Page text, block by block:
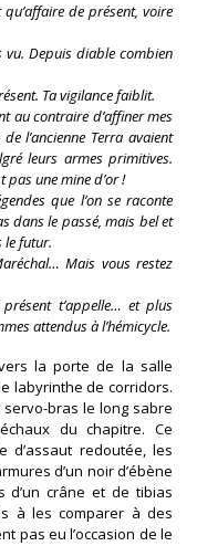
de présent, voire
vu. Depuis diable combien
Ta vigilance faiblit.
au contraire d’affiner mes
l’ancienne Terra avaient
leurs armes primitives.
pas une mine d’or !
que l’on se raconte
dans le passé, mais bel et
le futur.
Mais vous restez
t’appelle… et plus
attendus à l’hémicycle.
la porte de la salle
labyrinthe de corridors.
bras le long sabre
du chapitre. Ce
d’assaut redoutée, les
d’un noir d’ébène
d’un crâne et de tibias
à les comparer à des
pas eu l’occasion de le